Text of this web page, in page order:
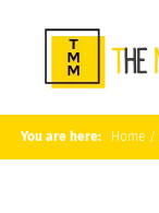
You are here: Home /